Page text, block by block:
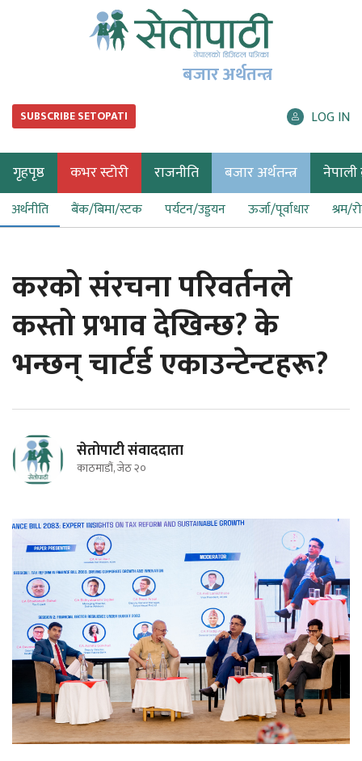
बजार अर्थतन्त्र
SUBSCRIBE SETOPATI LOG IN
गृहपृष्ठ कभर स्टोरी राजनीति बजार अर्थतन्त्र नेपाली
अर्थनीति बैंक/बिमा/स्टक पर्यटन/उड्डयन ऊर्जा/पूर्वाधार श्रम/
करको संरचना परिवर्तनले
कस्तो प्रभाव देखिन्छ? के
भन्छन् चार्टर्ड एकाउन्टेन्टहरू?
सेतोपाटी संवाददाता
काठमाडौं, जेठ २०